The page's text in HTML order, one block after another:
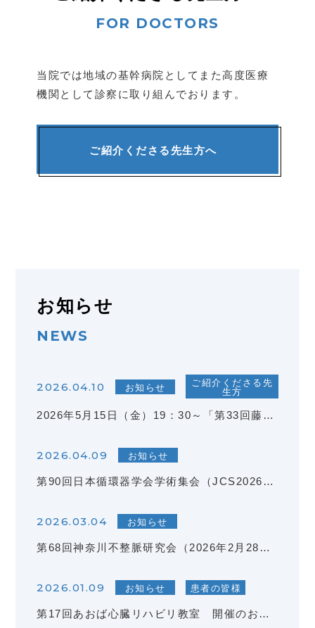
当院では地域の基幹病院としてまた高度医療
機関として 診察に取り組んでおります。
ご紹介くださる先生方へ
お知らせ
2026.04.10 お知らせ
ご紹介くださる先
生方
2026年5月15日（金）19：30～「第33回藤が丘Cardiology連携フォーラム」が開催されます。
2026.04.09 お知らせ
第90回日本循環器学会学術集会（JCS2026）において、当施設から以下の発表が行われました。
2026.03.04 お知らせ
第68回神奈川不整脈研究会（2026年2月28日開催）にて、当科の鈴木芳和が優秀演題賞を受賞いたしました。
2026.01.09 お知らせ 患者の皆様
第17回あおば心臓リハビリ教室 開催のお知らせ